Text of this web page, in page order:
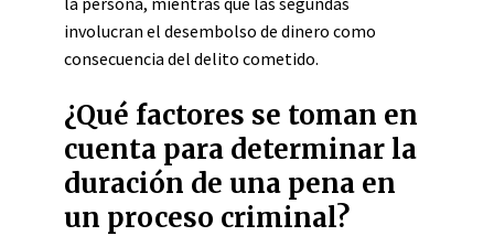
involucran el desembolso de dinero como
consecuencia del delito cometido.
¿Qué factores se toman en
cuenta para determinar la
duración de una pena en
un proceso criminal?